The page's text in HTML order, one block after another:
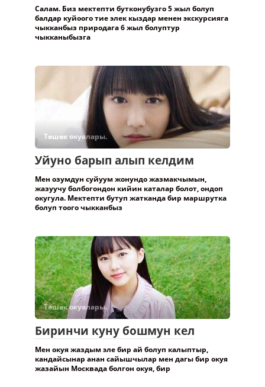
Салам. Биз мектепти бутконубузго 5 жыл болуп
балдар куйоого тие элек кыздар менен экскурсияга
чыкканбыз природага 6 жыл болуптур
чыкканыбызга
Төшөк окуялары.
Уйуно барып алып келдим
Мен озумдун суйуум жонундо жазмакчымын,
жазуучу болбогондон кийин каталар болот, ондоп
окугула. Мектепти бутуп жатканда бир маршрутка
болуп тоого чыкканбыз
Төшөк окуялары.
Биринчи куну бошмун кел
Мен окуя жаздым эле бир ай болуп калыптыр,
кандайсынар анан сайышчылар мен дагы бир окуя
жазайын Москвада болгон окуя, бир